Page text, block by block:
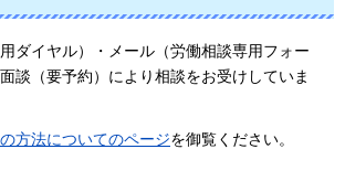
ダイヤル）
・メール（労働相談専用フォー
談（要予約）により相談をお受けしていま
方法についてのページを御覧ください。